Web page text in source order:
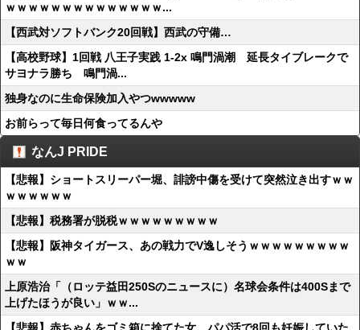
ｗｗｗｗｗｗｗｗｗｗｗｗｗｗ...
【西武対ソフトバンク20回戦】西武の守備…
【高校野球】1回戦 八王子実践 1-2x 鳴門渦潮 延長タイブレークで
サヨナラ勝ち 鳴門渦...
独身なのに生命保険加入やつwwwww
お前らって毎日何食ってるんや
なんJ PRIDE
【悲報】ショートスリーパー堀、誹謗中傷を受けて突然泣き出すｗｗ
ｗｗｗｗｗｗ
【悲報】税務署が脱税ｗｗｗｗｗｗｗｗｗ
【悲報】阪神タイガース、あの戦力でV逸しそうｗｗｗｗｗｗｗｗｗ
ｗｗ
上原浩治「（ロッテ益田250Sのニュースに）名球会条件は400Sまで
上げたほうが良い」ｗｗ...